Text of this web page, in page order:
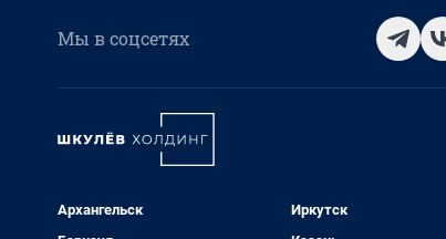
Мы в соцсетях
Архангельск
Иркутск